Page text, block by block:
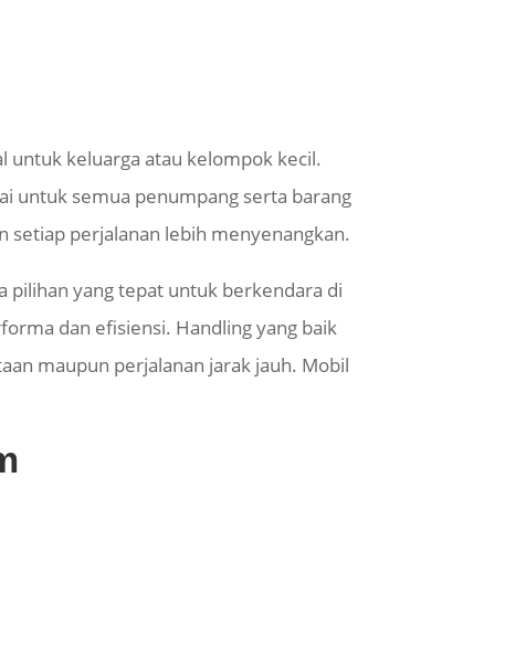
untuk keluarga atau kelompok kecil.
untuk semua penumpang serta barang
setiap perjalanan lebih menyenangkan.
pilihan yang tepat untuk berkendara di
dan efisiensi. Handling yang baik
maupun perjalanan jarak jauh. Mobil